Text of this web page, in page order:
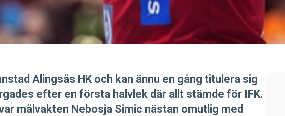
Alingsås HK och kan ännu en gång titulera sig
efter en första halvlek där allt stämde för IFK.
målvakten Nebosja Simic nästan omutlig med